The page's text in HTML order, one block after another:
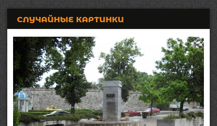
СЛУЧАЙНЫЕ КАРТИНКИ